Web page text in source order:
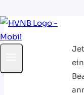
Zum
Inhalt
ein